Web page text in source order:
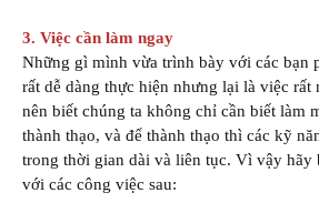
3. Việc cần làm ngay
Những gì mình vừa trình bày với các bạn
rất dễ dàng thực hiện nhưng lại là việc rất
nên biết chúng ta không chỉ cần biết làm
thành thạo, và để thành thạo thì các kỹ
trong thời gian dài và liên tục. Vì vậy hãy
với các công việc sau: